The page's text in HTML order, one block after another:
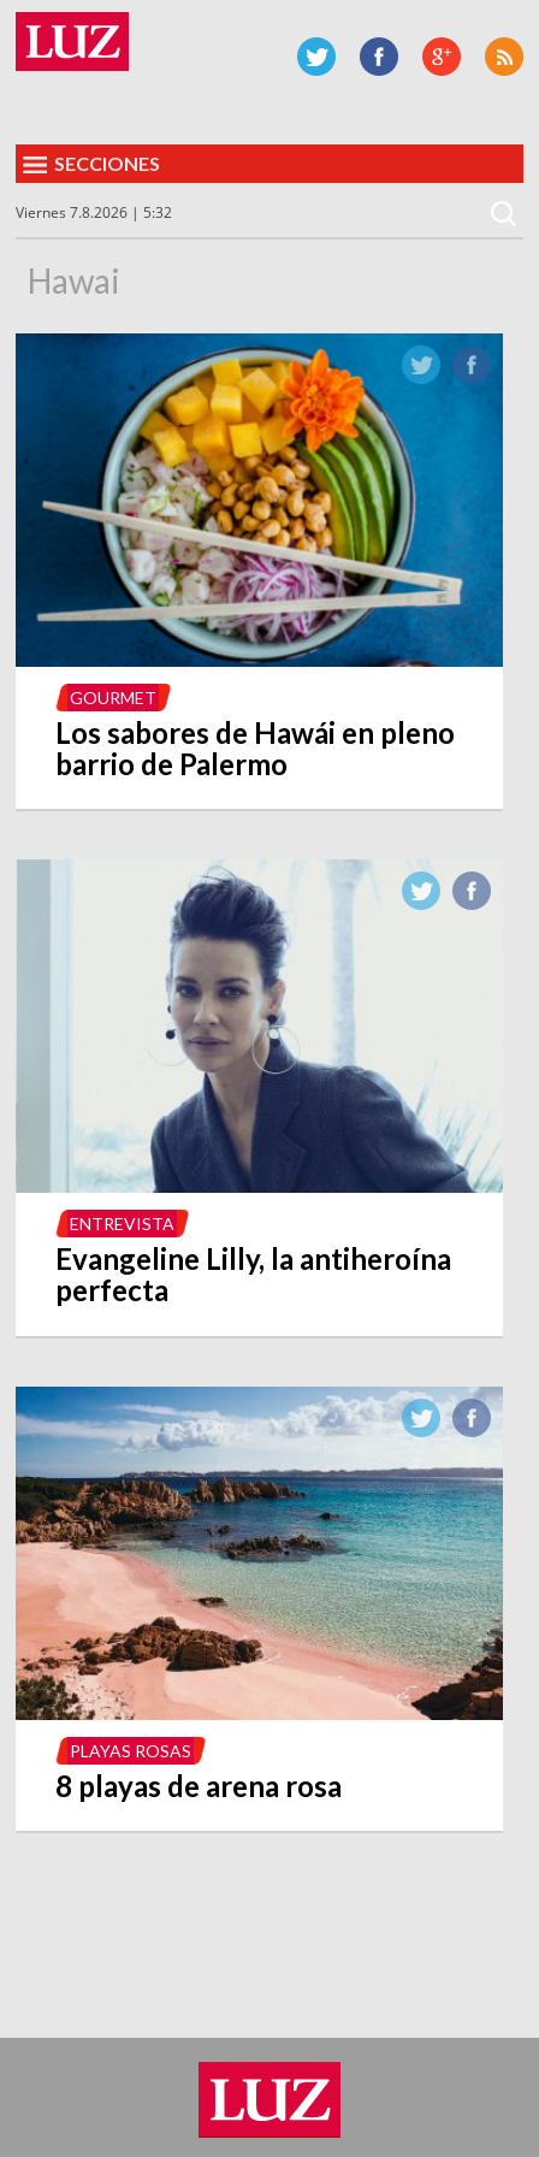
SECCIONES
Viernes 7.8.2026 | 5:32
Hawai
GOURMET
Los sabores de Hawái en pleno
barrio de Palermo
ENTREVISTA
Evangeline Lilly, la antiheroína
perfecta
PLAYAS ROSAS
8 playas de arena rosa